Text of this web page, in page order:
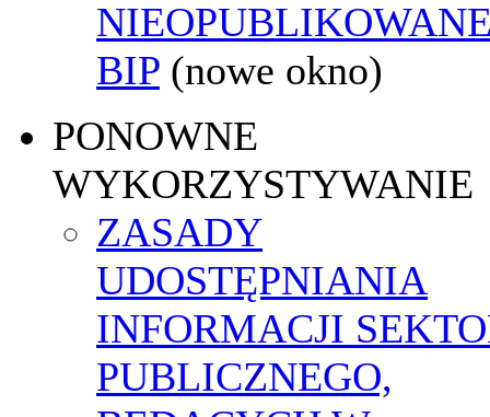
BIP (nowe okno)
PONOWNE
WYKORZYSTYWANIE
ZASADY
UDOSTĘPNIANIA
INFORMACJI
PUBLICZNEGO,